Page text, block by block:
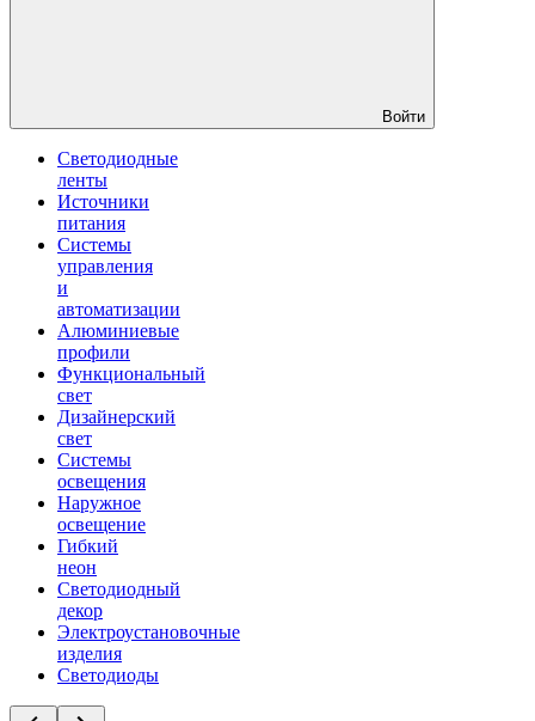
Войти
Светодиодные
ленты
Источники
питания
Системы
управления
и
автоматизации
Алюминиевые
профили
Функциональный
свет
Дизайнерский
свет
Системы
освещения
Наружное
освещение
Гибкий
неон
Светодиодный
декор
Электроустановочные
изделия
Светодиоды